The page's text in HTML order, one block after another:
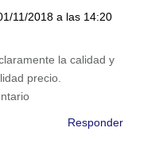
11/2018 a las 14:20
la calidad y
precio.
Responder